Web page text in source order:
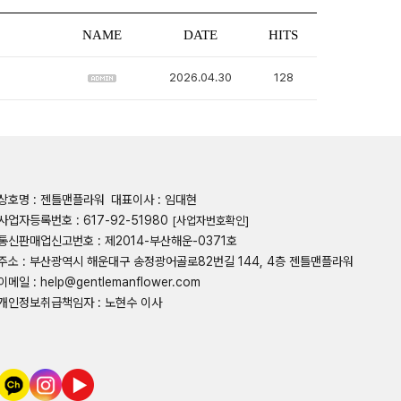
NAME DATE HITS
2026.04.30 128
호명 : 젠틀맨플라워
대표이사 : 임대현
업자등록번호 : 617-92-51980 [사업자번호확인]
신판매업신고번호 : 제2014-부산해운-0371호
소 : 부산광역시 해운대구 송정광어골로82번길 144, 4층 젠틀맨플라워
메일 : help@gentlemanflower.com
인정보취급책임자 : 노현수 이사